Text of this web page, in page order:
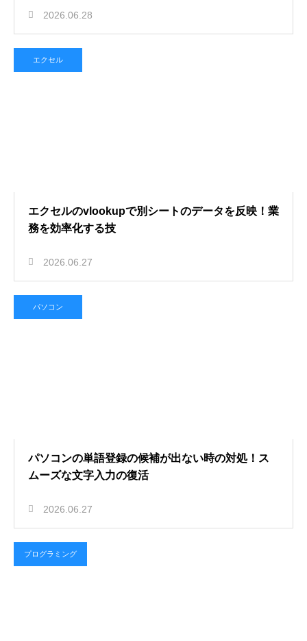
2026.06.28
エクセル
エクセルのvlookupで別シートのデータを反映！業
務を効率化する技
2026.06.27
パソコン
パソコンの単語登録の候補が出ない時の対処！ス
ムーズな文字入力の復活
2026.06.27
プログラミング